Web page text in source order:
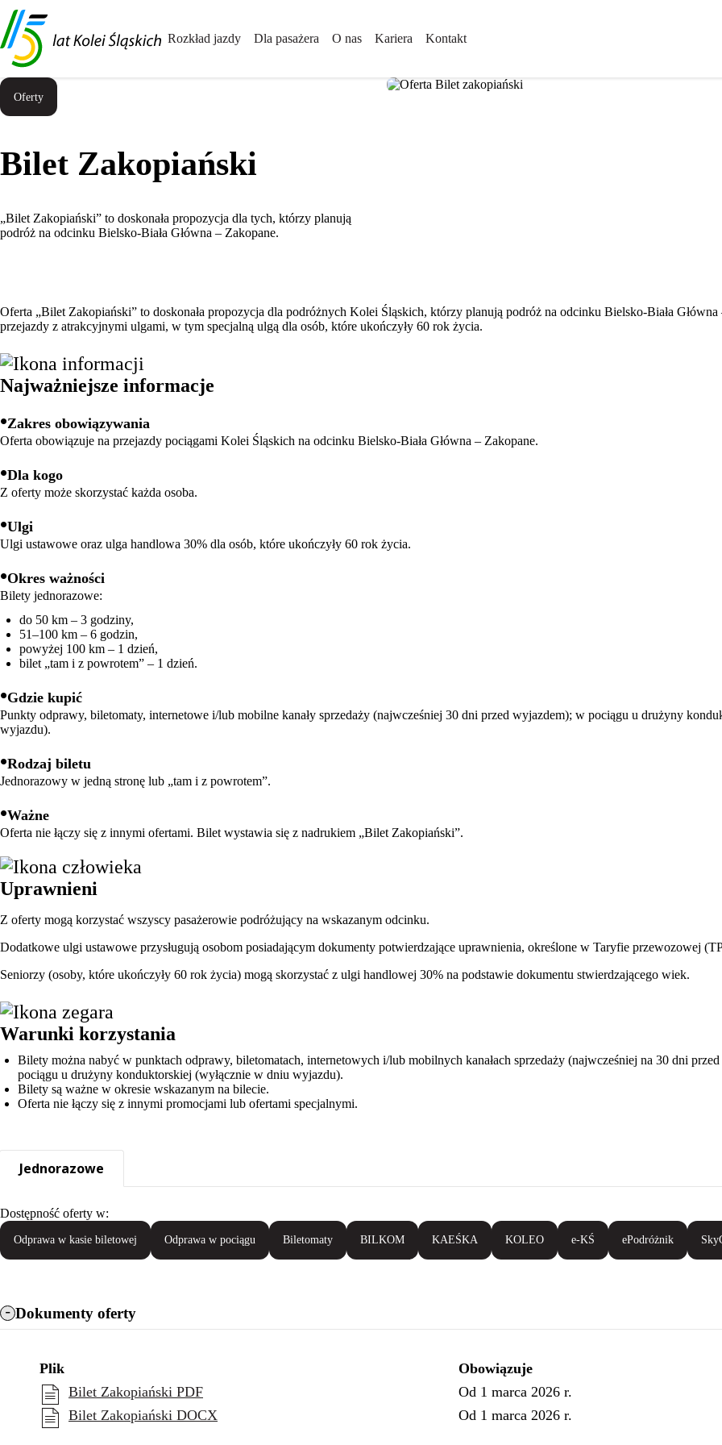
Przejdź
do
treści
Przejdź
do
stopki
Rozkład jazdy Dla pasażera O nas Kariera Kontakt
Oferty
Bilet Zakopiański
„Bilet Zakopiański” to doskonała propozycja dla tych, którzy planują
podróż na odcinku Bielsko-Biała Główna – Zakopane.
Oferta „Bilet Zakopiański” to doskonała propozycja dla podróżnych Kolei Śląskich, którzy planują podróż na odcinku Bielsko-Biała
przejazdy z atrakcyjnymi ulgami, w tym specjalną ulgą dla osób, które ukończyły 60 rok życia.
Najważniejsze informacje
•Zakres obowiązywania
Oferta obowiązuje na przejazdy pociągami Kolei Śląskich na odcinku Bielsko-Biała Główna – Zakopane.
•Dla kogo
Z oferty może skorzystać każda osoba.
•Ulgi
Ulgi ustawowe oraz ulga handlowa 30% dla osób, które ukończyły 60 rok życia.
•Okres ważności
Bilety jednorazowe:
do 50 km – 3 godziny,
51–100 km – 6 godzin,
powyżej 100 km – 1 dzień,
bilet „tam i z powrotem” – 1 dzień.
•Gdzie kupić
Punkty odprawy, biletomaty, internetowe i/lub mobilne kanały sprzedaży (najwcześniej 30 dni przed wyjazdem); w pociągu u drużyny
wyjazdu).
•Rodzaj biletu
Jednorazowy w jedną stronę lub „tam i z powrotem”.
•Ważne
Oferta nie łączy się z innymi ofertami. Bilet wystawia się z nadrukiem „Bilet Zakopiański”.
Uprawnieni
Z oferty mogą korzystać wszyscy pasażerowie podróżujący na wskazanym odcinku.
Dodatkowe ulgi ustawowe przysługują osobom posiadającym dokumenty potwierdzające uprawnienia, określone w Taryfie przewozowej
Seniorzy (osoby, które ukończyły 60 rok życia) mogą skorzystać z ulgi handlowej 30% na podstawie dokumentu stwierdzającego wiek.
Warunki korzystania
Bilety można nabyć w punktach odprawy, biletomatach, internetowych i/lub mobilnych kanałach sprzedaży (najwcześniej na 30 dni
pociągu u drużyny konduktorskiej (wyłącznie w dniu wyjazdu).
Bilety są ważne w okresie wskazanym na bilecie.
Oferta nie łączy się z innymi promocjami lub ofertami specjalnymi.
Jednorazowe
Dostępność oferty w:
Odprawa w kasie biletowej Odprawa w pociągu Biletomaty BILKOM KAEŚKA KOLEO e-KŚ ePodróżnik
Dokumenty oferty
Plik
Obowiązuje
Bilet Zakopiański PDF
Od 1 marca 2026 r.
Bilet Zakopiański DOCX
Od 1 marca 2026 r.
Wróć
do
góry